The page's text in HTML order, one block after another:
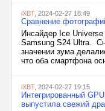
iXBT, 2024-02-27 18:49
Сравнение
Инсайдер Ice
Samsung S24 Ultra.
значении зума
что оба смартфона
iXBT, 2024-02-27 19:15
Интегрированный
выпустила свежий